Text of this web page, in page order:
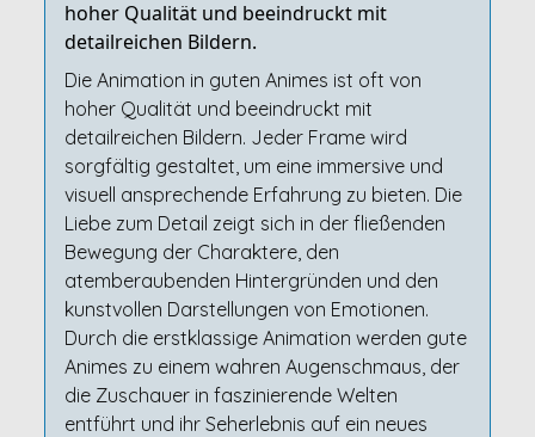
hoher Qualität und beeindruckt mit
detailreichen Bildern.
Die Animation in guten Animes ist oft von
hoher Qualität und beeindruckt mit
detailreichen Bildern. Jeder Frame wird
sorgfältig gestaltet, um eine immersive und
visuell ansprechende Erfahrung zu bieten. Die
Liebe zum Detail zeigt sich in der fließenden
Bewegung der Charaktere, den
atemberaubenden Hintergründen und den
kunstvollen Darstellungen von Emotionen.
Durch die erstklassige Animation werden gute
Animes zu einem wahren Augenschmaus, der
die Zuschauer in faszinierende Welten
entführt und ihr Seherlebnis auf ein neues